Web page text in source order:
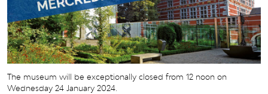
The museum will be exceptionally closed from 12 noon on
Wednesday 24 January 2024.